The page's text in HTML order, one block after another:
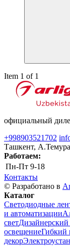
Item 1 of 1
официальный
+998903521702
Ташкент,
Работаем:
Пн-Пт 9-18
Контакты
© Разработано в
Каталог
Светодиодные
и автоматизации
светДизайнерский
освещениеГибкий
декор